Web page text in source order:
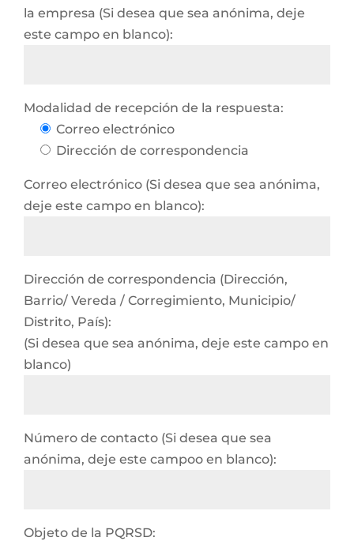
la empresa (Si desea que sea anónima, deje
este campo en blanco):
Modalidad de recepción de la respuesta:
Correo electrónico
Dirección de correspondencia
Correo electrónico (Si desea que sea anónima,
deje este campo en blanco):
Dirección de correspondencia (Dirección,
Barrio/ Vereda / Corregimiento, Municipio/
Distrito, País):
(Si desea que sea anónima, deje este campo en
blanco)
Número de contacto (Si desea que sea
anónima, deje este campoo en blanco):
Objeto de la PQRSD: